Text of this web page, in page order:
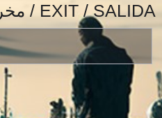
IRTEEN / 产量 / ВЫВОД / مخرج / EXIT / SALIDA